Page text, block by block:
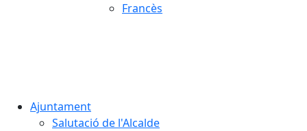
Francès
Ajuntament
Salutació de l'Alcalde